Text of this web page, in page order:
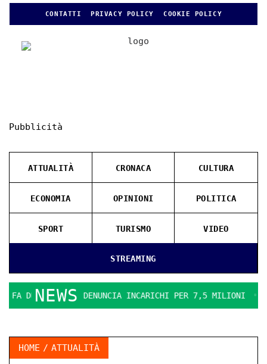
CONTATTI PRIVACY POLICY COOKIE POLICY
Pubblicità
STREAMING
ATTUALITÀ CRONACA CULTURA
ECONOMIA OPINIONI POLITICA
SPORT TURISMO VIDEO
NEWS
DURO. IL PD DENUNCIA INCARICHI PER 7,5 MILIONI LA
HOME ATTUALITÀ